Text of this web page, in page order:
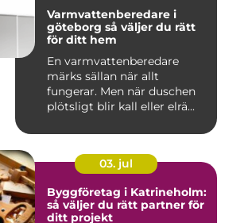
Varmvattenberedare i
göteborg så väljer du rätt
för ditt hem
En varmvattenberedare
märks sällan när allt
fungerar. Men när duschen
plötsligt blir kall eller elrä...
03. jul
Byggföretag i Katrineholm:
så väljer du rätt partner för
ditt projekt